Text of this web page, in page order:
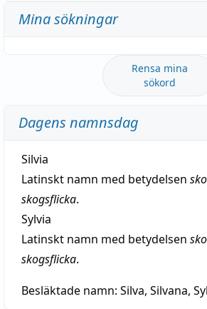
Mina sökningar
Rensa mina
sökord
Dagens namnsdag
Silvia
Latinskt namn med betydelsen
skogsflicka.
Sylvia
Latinskt namn med betydelsen
skogsflicka.
Besläktade namn: Silva, Silvana,